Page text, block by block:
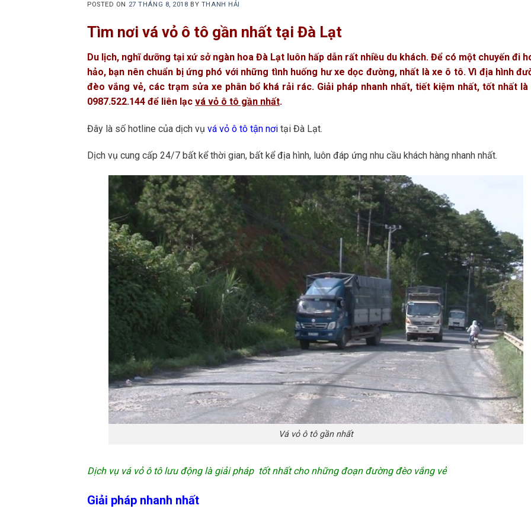
POSTED ON 27 THÁNG 8, 2018 BY THANH HẢI
Tìm nơi vá vỏ ô tô gần nhất tại Đà Lạt
Du lịch, nghĩ dưỡng tại xứ sở ngàn hoa Đà Lạt luôn hấp dẫn rất nhiều du khách. Để có một chuyến đi
hảo, bạn nên chuẩn bị ứng phó với những tình huống hư xe dọc đường, nhất là xe ô tô. Vì địa hình
đèo vắng vẻ, các trạm sửa xe phân bổ khá rải rác. Giải pháp nhanh nhất, tiết kiệm nhất, tốt nhất là
0987.522.144 để liên lạc vá vỏ ô tô gần nhất.
Đây là số hotline của dịch vụ vá vỏ ô tô tận nơi tại Đà Lạt.
Dịch vụ cung cấp 24/7 bất kể thời gian, bất kể địa hình, luôn đáp ứng nhu cầu khách hàng nhanh nhất.
Vá vỏ ô tô gần nhất
Dịch vụ vá vỏ ô tô lưu động là giải pháp tốt nhất cho những đoạn đường đèo vắng vẻ
Giải pháp nhanh nhất